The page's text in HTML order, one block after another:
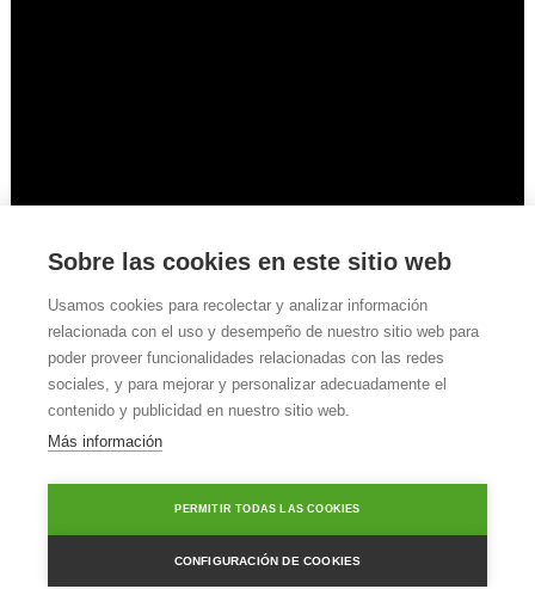
Fuente: euronews (en español) – Youtube
Sobre las cookies en este sitio web
Usamos cookies para recolectar y analizar información
relacionada con el uso y desempeño de nuestro sitio web para
poder proveer funcionalidades relacionadas con las redes
sociales, y para mejorar y personalizar adecuadamente el
contenido y publicidad en nuestro sitio web.
Más información
PERMITIR TODAS LAS COOKIES
CONFIGURACIÓN DE COOKIES